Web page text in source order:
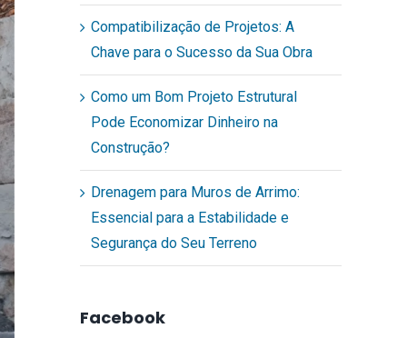
Compatibilização de Projetos: A
Chave para o Sucesso da Sua Obra
Como um Bom Projeto Estrutural
Pode Economizar Dinheiro na
Construção?
Drenagem para Muros de Arrimo:
Essencial para a Estabilidade e
Segurança do Seu Terreno
Facebook